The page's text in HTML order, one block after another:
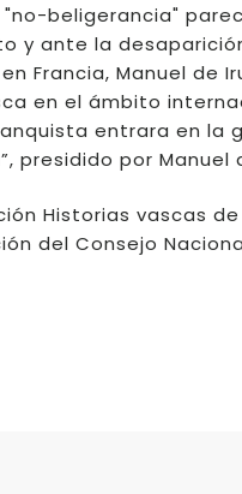
beligerancia"
y ante la
Francia, Manuel de
en el ámbito
entrara en la
presidido por Manuel
Historias vascas
del Consejo